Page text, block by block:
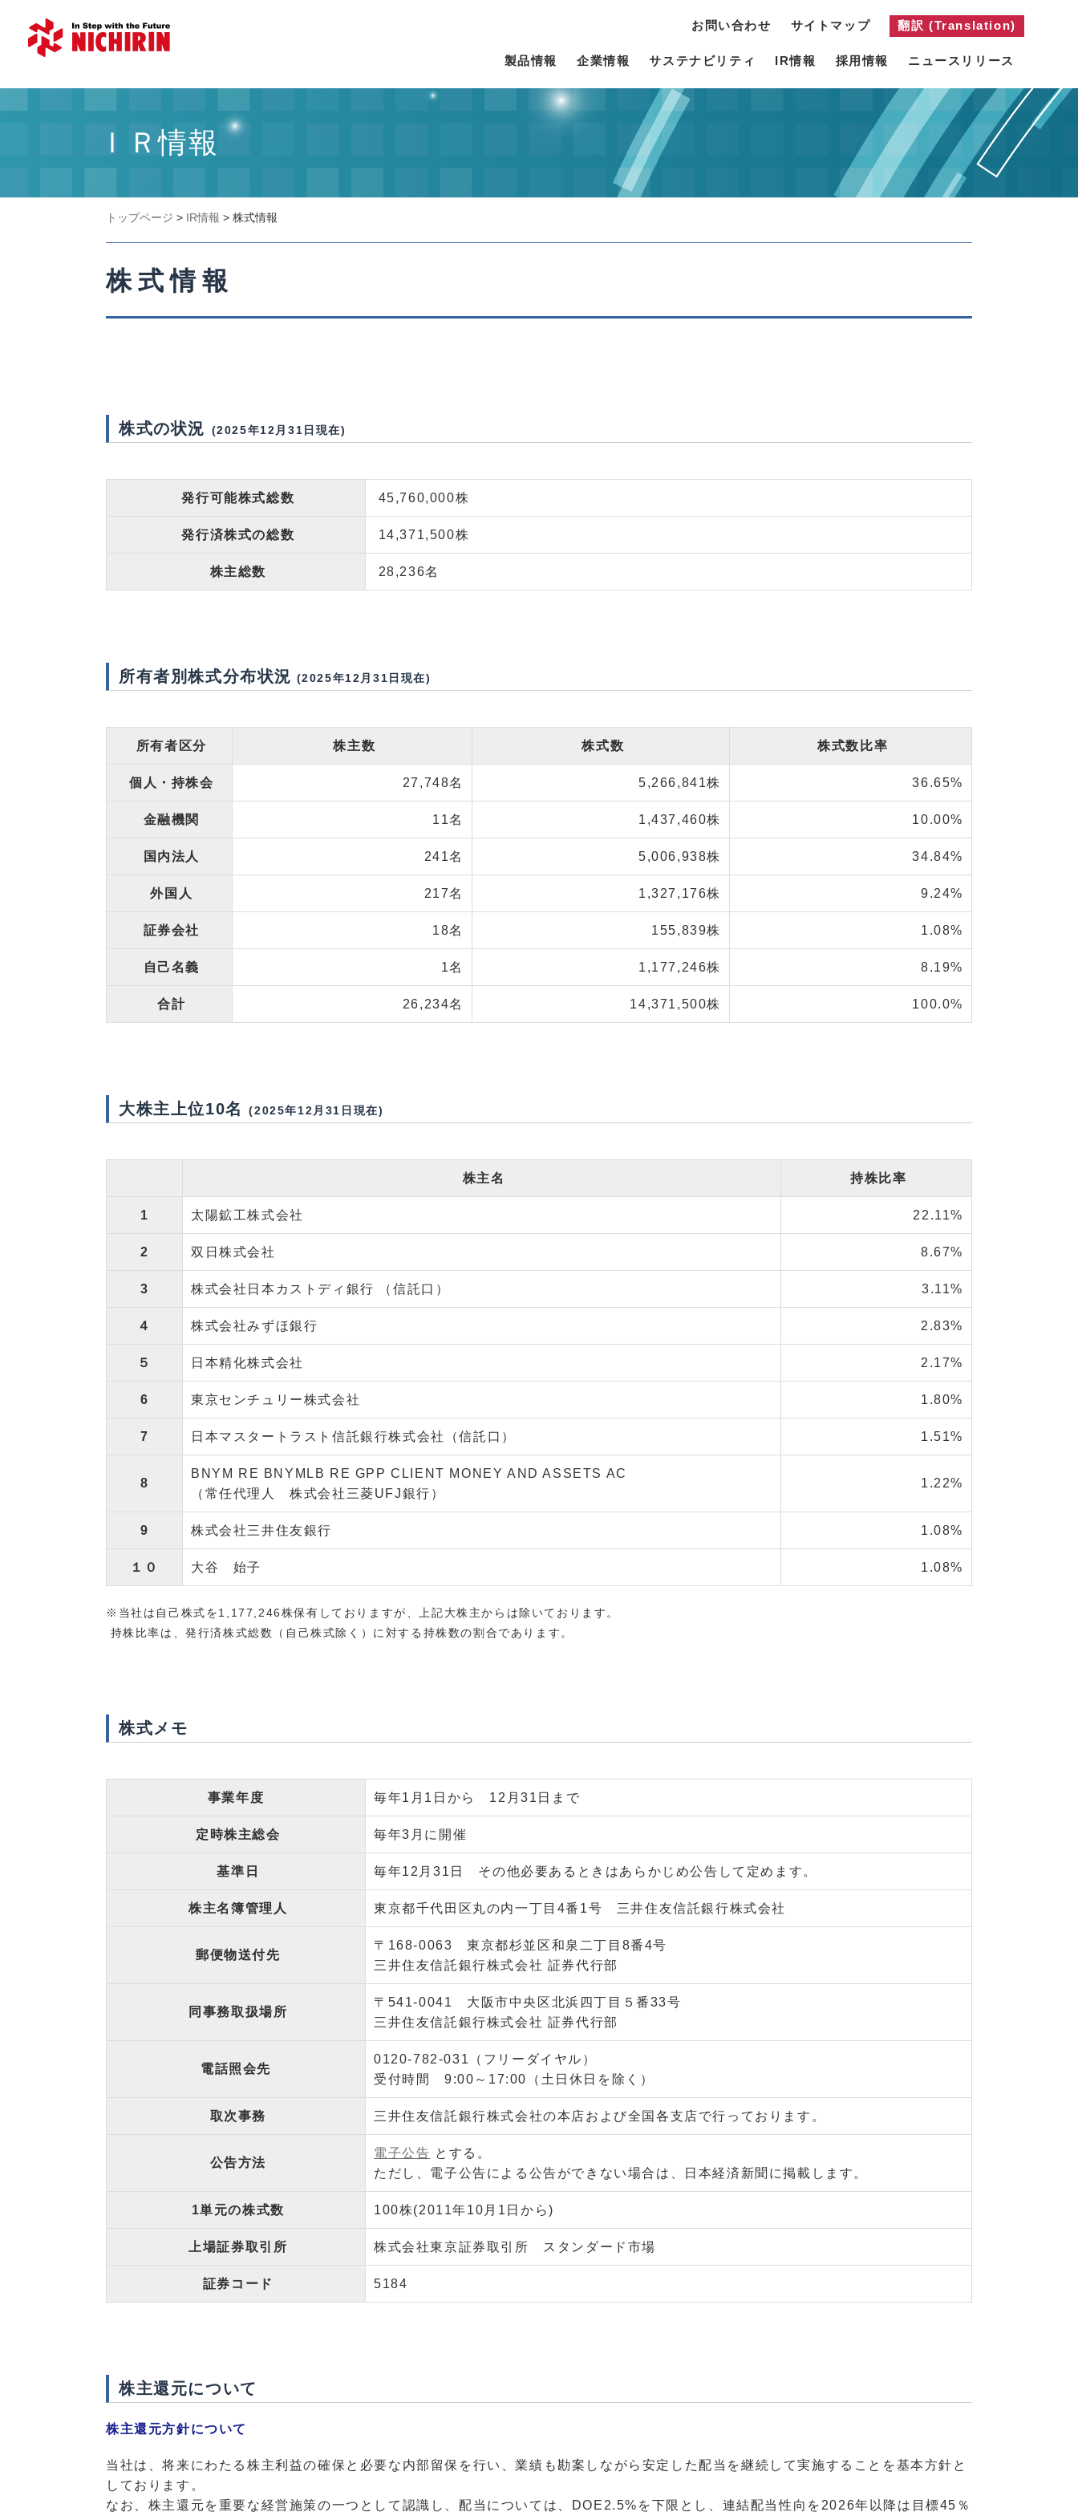
お問い合わせ サイトマップ 翻訳 (Translation)
製品情報 企業情報 サステナビリティ IR情報 採用情報 ニュースリリース
ＩＲ情報
トップページ > IR情報 > 株式情報
株式情報
株式の状況 (2025年12月31日現在)
発行可能株式総数 45,760,000株
発行済株式の総数 14,371,500株
株主総数 28,236名
所有者別株式分布状況 (2025年12月31日現在)
所有者区分 株主数 株式数 株式数比率
個人・持株会 27,748名 5,266,841株 36.65%
金融機関 11名 1,437,460株 10.00%
国内法人 241名 5,006,938株 34.84%
外国人 217名 1,327,176株 9.24%
証券会社 18名 155,839株 1.08%
自己名義 1名 1,177,246株 8.19%
合計 26,234名 14,371,500株 100.0%
大株主上位10名(2025年12月31日現在)
株主名 持株比率
1 太陽鉱工株式会社 22.11%
2 双日株式会社 8.67%
3 株式会社日本カストディ銀行 （信託口） 3.11%
４ 株式会社みずほ銀行 2.83%
５ 日本精化株式会社 2.17%
6 東京センチュリー株式会社 1.80%
7 日本マスタートラスト信託銀行株式会社（信託口） 1.51%
8
BNYM RE BNYMLB RE GPP CLIENT MONEY AND ASSETS AC
（常任代理人 株式会社三菱UFJ銀行）
1.22%
9 株式会社三井住友銀行 1.08%
１０ 大谷 始子 1.08%
※当社は自己株式を1,177,246株保有しておりますが、上記大株主からは除いております。
持株比率は、発行済株式総数（自己株式除く）に対する持株数の割合であります。
株式メモ
事業年度 毎年1月1日から 12月31日まで
定時株主総会 毎年3月に開催
基準日 毎年12月31日 その他必要あるときはあらかじめ公告して定めます。
株主名簿管理人 東京都千代田区丸の内一丁目4番1号 三井住友信託銀行株式会社
郵便物送付先
〒168-0063 東京都杉並区和泉二丁目8番4号
三井住友信託銀行株式会社 証券代行部
同事務取扱場所
〒541-0041 大阪市中央区北浜四丁目５番33号
三井住友信託銀行株式会社 証券代行部
電話照会先
0120-782-031（フリーダイヤル）
受付時間 9:00～17:00（土日休日を除く）
取次事務 三井住友信託銀行株式会社の本店および全国各支店で行っております。
公告方法
電子公告 とする。
ただし、電子公告による公告ができない場合は、日本経済新聞に掲載します。
1単元の株式数 100株(2011年10月1日から)
上場証券取引所 株式会社東京証券取引所 スタンダード市場
証券コード 5184
株主還元について
株主還元方針について
当社は、将来にわたる株主利益の確保と必要な内部留保を行い、業績も勘案しながら安定した配当を継続して実施することを基本方針と
しております。
なお、株主還元を重要な経営施策の一つとして認識し、配当については、DOE2.5%を下限とし、連結配当性向を2026年以降は目標45％